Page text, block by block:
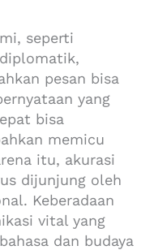
seperti
pesan bisa
yang
bisa
memicu
itu, akurasi
dijunjung oleh
Keberadaan
vital yang
dan budaya